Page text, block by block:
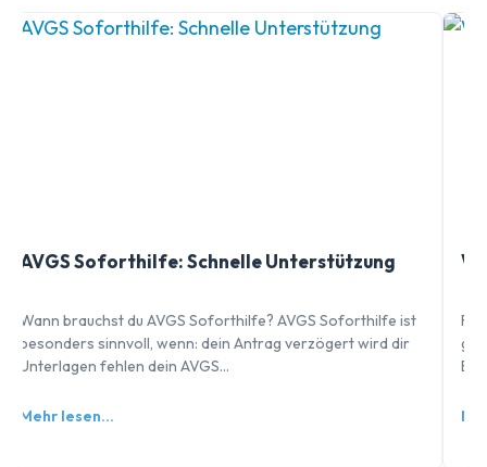
AVGS Soforthilfe: Schnelle Unterstützung
Wann brauchst du AVGS Soforthilfe? AVGS Soforthilfe ist
besonders sinnvoll, wenn: dein Antrag verzögert wird dir
Unterlagen fehlen dein AVGS…
Mehr lesen…